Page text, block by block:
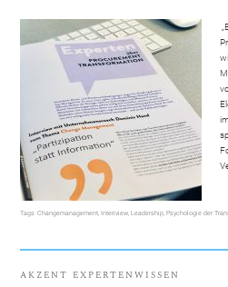
Tags:Changemanagement ,Interiview ,Leadership ,Psychologie der
AKZENT EXPERTENWISSEN